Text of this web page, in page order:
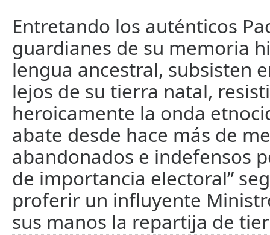
Entretando los auténticos
guardianes de su memoria
lengua ancestral, subsisten
lejos de su tierra natal,
heroicamente la onda
abate desde hace más de
abandonados e indefensos
de importancia electoral”
proferir un influyente
sus manos la repartija de